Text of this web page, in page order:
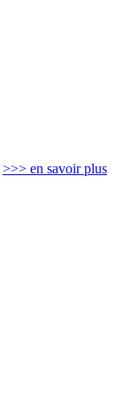
>>> en savoir plus